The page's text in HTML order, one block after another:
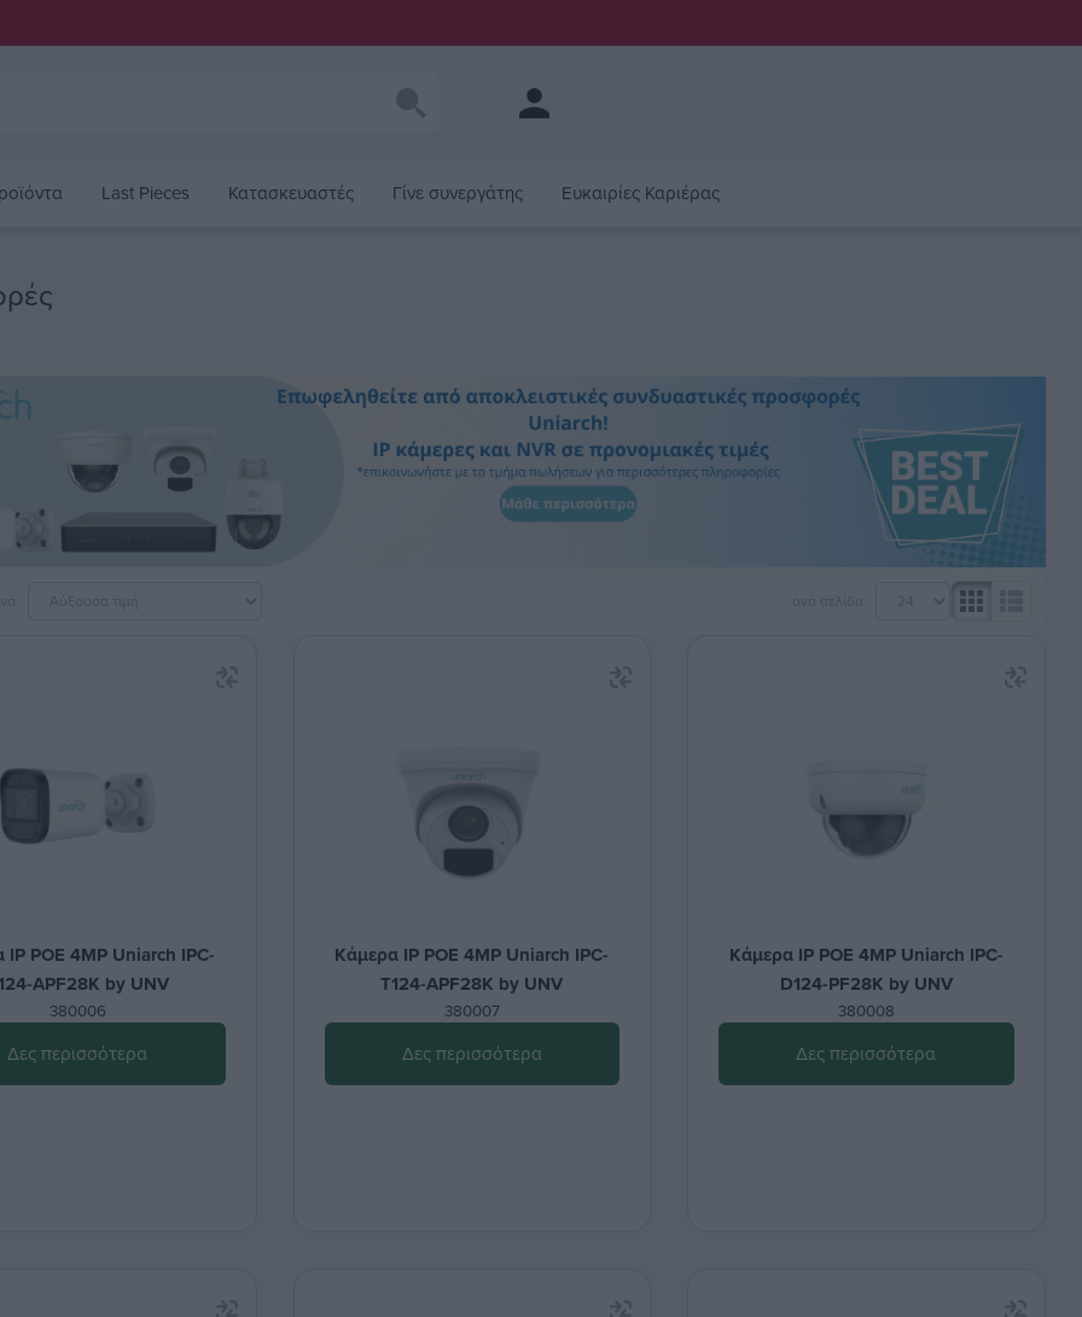
Last Pieces Κατασκευαστές Γίνε συνεργάτης
Ευκαιρίες Καριέρας
IP POE 4MP Uniarch IPC-
APF28K by UNV
380006
Δες περισσότερα
Κάμερα IP POE 4MP Uniarch IPC-
T124-APF28K by UNV
380007
Δες περισσότερα
Κάμερα IP POE 4MP Uniarch IPC-
D124-PF28K by UNV
380008
Δες περισσότερα